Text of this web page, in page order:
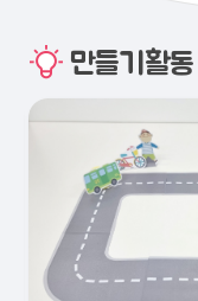
만들기활동